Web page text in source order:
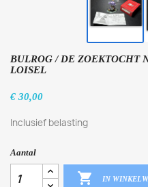
BULROG / DE ZOEKTOCHT
LOISEL
€ 30,00
Inclusief belasting
Aantal
 IN